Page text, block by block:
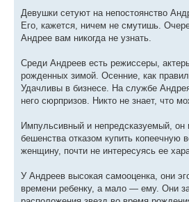
Девушки сетуют на непостоянство
Его, кажется, ничем не смутишь.
Андрее вам никогда не узнать.
Среди Андреев есть режиссеры,
рожденных зимой. Осенние, как
Удачливы в бизнесе. На службе
него сюрпризов. Никто не знает, что
Импульсивный и непредсказуемый, он
бешенства отказом купить
женщину, почти не интересуясь ее
У Андреев высокая самооценка, они
времени ребенку, а мало — ему. Они